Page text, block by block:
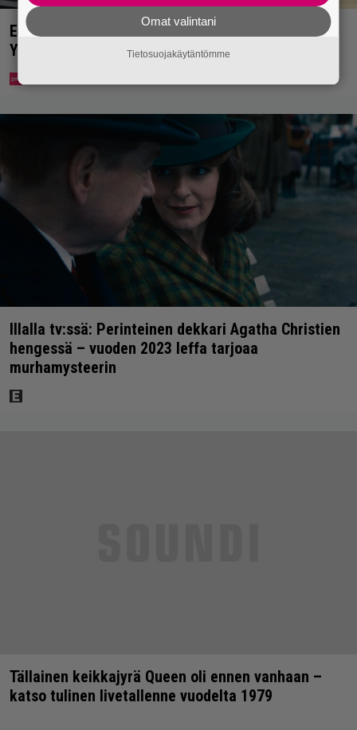
Eppu Normaalin viimeinen konsertti esitetään
Ylellä
Illalla tv:ssä: Perinteinen dekkari Agatha Christien
hengessä – vuoden 2023 leffa tarjoaa
murhamysteerin
Tällainen keikkajyrä Queen oli ennen vanhaan –
katso tulinen livetallenne vuodelta 1979
Omat valintani
Tietosuojakäytäntömme